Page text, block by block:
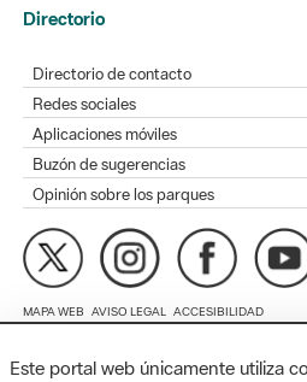
Redes sociales
Buzón de sugerencias
Opinión sobre los parques
MAPA WEB AVISO LEGAL ACCESIBILIDAD
Diputación de Barcelona. Edifici Llacuna,
08005 Barcelona. Tel. 934 022 428 /
Este portal web únicamente utiliza